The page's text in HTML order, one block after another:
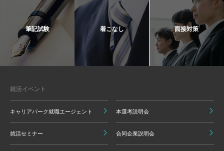
筆記試験 着こなし 面接対策
就活イベント
キャリアパーク就職エージェント 本選考説明会
就活セミナー 合同企業説明会